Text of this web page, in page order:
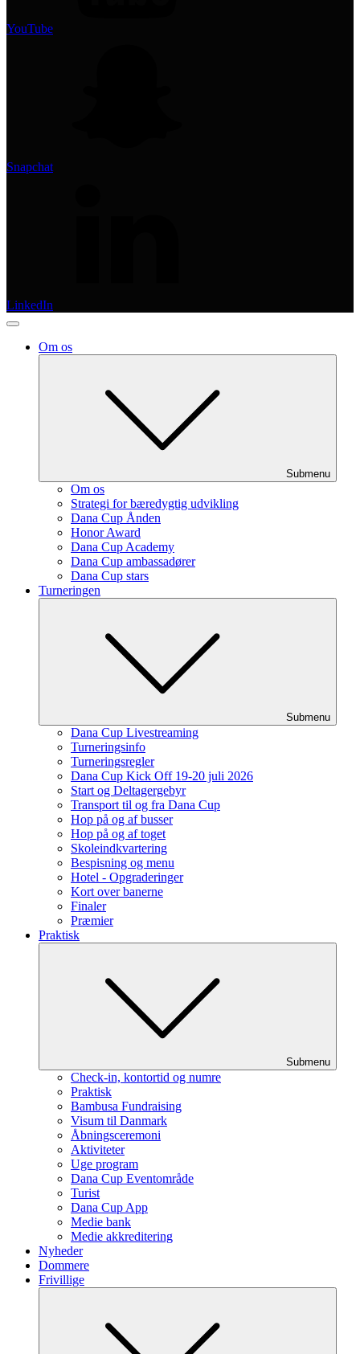
YouTube
Snapchat
LinkedIn
Om os
Submenu
Om os
Strategi for bæredygtig udvikling
Dana Cup Ånden
Honor Award
Dana Cup Academy
Dana Cup ambassadører
Dana Cup stars
Turneringen
Submenu
Dana Cup Livestreaming
Turneringsinfo
Turneringsregler
Dana Cup Kick Off 19-20 juli 2026
Start og Deltagergebyr
Transport til og fra Dana Cup
Hop på og af busser
Hop på og af toget
Skoleindkvartering
Bespisning og menu
Hotel - Opgraderinger
Kort over banerne
Finaler
Præmier
Praktisk
Submenu
Check-in, kontortid og numre
Praktisk
Bambusa Fundraising
Visum til Danmark
Åbningsceremoni
Aktiviteter
Uge program
Dana Cup Eventområde
Turist
Dana Cup App
Medie bank
Medie akkreditering
Nyheder
Dommere
Frivillige